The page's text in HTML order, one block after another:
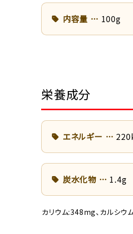
内容量 100g
栄養成分
エネルギー
炭水化物 1.4g
カリウム:348mg、カルシ